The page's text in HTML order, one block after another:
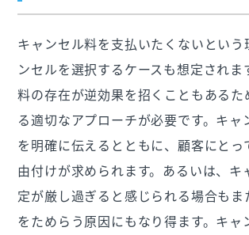
キャンセル料を支払いたくないという
ンセルを選択するケースも想定されま
料の存在が逆効果を招くこともあるた
る適切なアプローチが必要です。キャ
を明確に伝えるとともに、顧客にとっ
由付けが求められます。あるいは、キ
定が厳し過ぎると感じられる場合もま
をためらう原因にもなり得ます。キャ